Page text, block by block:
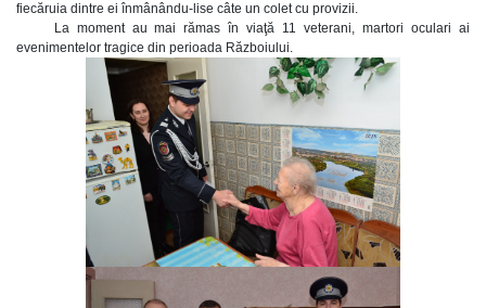
fiecăruia dintre ei înmânându-lise câte un colet cu provizii.
La moment au mai rămas în viaţă 11 veterani, martori oculari ai
evenimentelor tragice din perioada Războiului.